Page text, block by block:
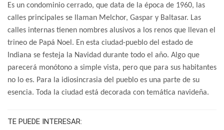
Es un condominio cerrado, que data de la época de 1960, las
calles principales se llaman Melchor, Gaspar y Baltasar. Las
calles internas tienen nombres alusivos a los renos que llevan el
trineo de Papá Noel. En esta ciudad-pueblo del estado de
Indiana se festeja la Navidad durante todo el año. Algo que
parecerá monótono a simple vista, pero que para sus habitantes
no lo es. Para la idiosincrasia del pueblo es una parte de su
esencia. Toda la ciudad está decorada con temática navideña.
TE PUEDE INTERESAR: